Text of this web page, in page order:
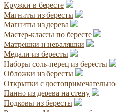
Кружки в бересте
Магниты из бересты
Магниты из дерева
Мастер-классы по бересте
Матрешки и неваляшки
Медали из бересты
Наборы соль-перец из бересты
Обложки из бересты
Открытки с
Панно из дерева на стену
Подковы из бересты